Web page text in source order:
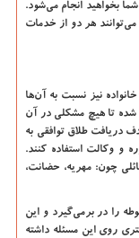
بخواهید انجام می‌شود.
هر دو از خدمات
نیز نسبت به آن‌ها
تا هیچ مشکلی در آن
دریافت طلاق توافقی به
و وکالت استفاده کنند.
چون: مهریه، حضانت،
مربوطه را در برمی‌گیرد و این
روی این مسئله داشته